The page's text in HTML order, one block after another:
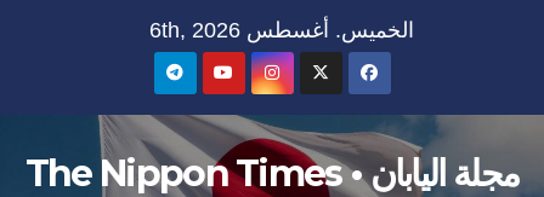
الخميس. أغسطس 6th, 2026
مجلة اليابان • The Nippon Times